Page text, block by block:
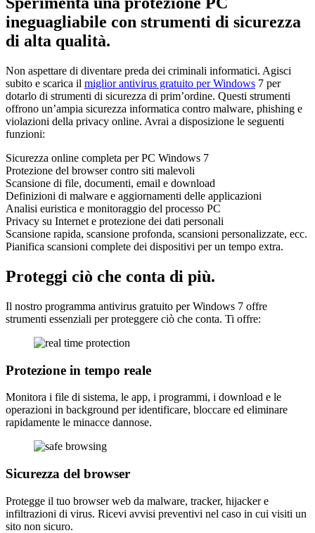
ineguagliabile con strumenti di sicurezza
di alta qualità.
Non aspettare di diventare preda dei criminali informatici. Agisci
subito e scarica il miglior antivirus gratuito per Windows 7 per
dotarlo di strumenti di sicurezza di prim’ordine. Questi strumenti
offrono un’ampia sicurezza informatica contro malware, phishing e
violazioni della privacy online. Avrai a disposizione le seguenti
funzioni:
Sicurezza online completa per PC Windows 7
Protezione del browser contro siti malevoli
Scansione di file, documenti, email e download
Definizioni di malware e aggiornamenti delle applicazioni
Analisi euristica e monitoraggio del processo PC
Privacy su Internet e protezione dei dati personali
Scansione rapida, scansione profonda, scansioni personalizzate, ecc.
Pianifica scansioni complete dei dispositivi per un tempo extra.
Proteggi ciò che conta di più.
Il nostro programma antivirus gratuito per Windows 7 offre
strumenti essenziali per proteggere ciò che conta. Ti offre:
Protezione in tempo reale
Monitora i file di sistema, le app, i programmi, i download e le
operazioni in background per identificare, bloccare ed eliminare
rapidamente le minacce dannose.
Sicurezza del browser
Protegge il tuo browser web da malware, tracker, hijacker e
infiltrazioni di virus. Ricevi avvisi preventivi nel caso in cui visiti un
sito non sicuro.